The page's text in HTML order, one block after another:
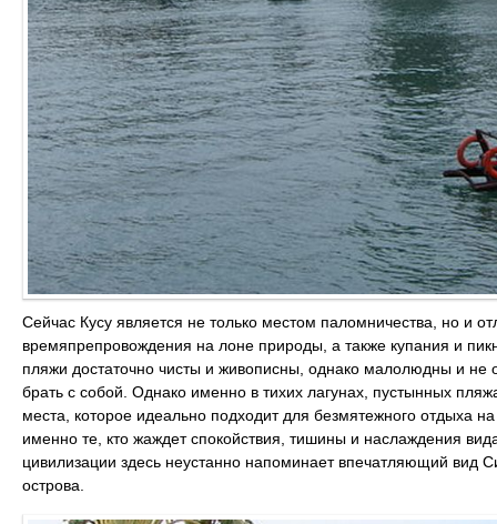
Сейчас Кусу является не только местом паломничества, но и
времяпрепровождения на лоне природы, а также купания и
пляжи достаточно чисты и живописны, однако малолюдны и не
брать с собой. Однако именно в тихих лагунах, пустынных
места, которое идеально подходит для безмятежного отдыха
именно те, кто жаждет спокойствия, тишины и наслаждения
цивилизации здесь неустанно напоминает впечатляющий вид
острова.